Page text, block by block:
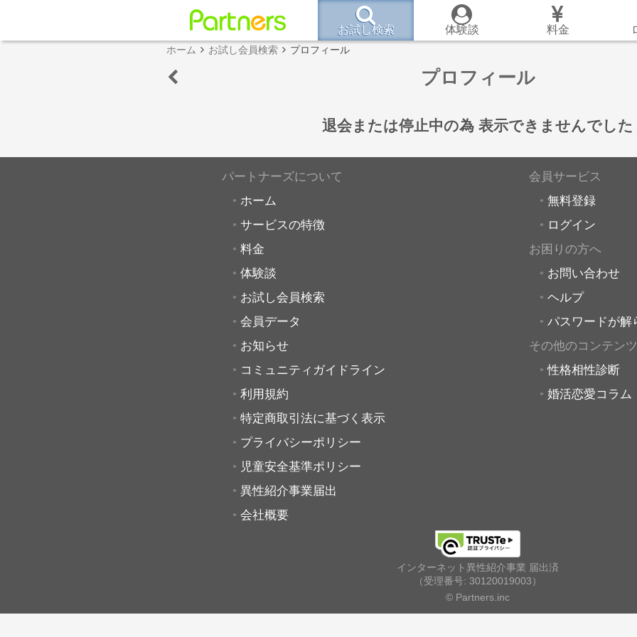
お試し検索 体験談 料金
ホーム お試し会員検索 プロフィール
プロフィール
退会または停止中の為 表示できませんでした
パートナーズについて
ホーム
サービスの特徴
料金
体験談
お試し会員検索
会員データ
お知らせ
コミュニティガイドライン
利用規約
特定商取引法に基づく表示
プライバシーポリシー
児童安全基準ポリシー
異性紹介事業届出
会社概要
会員サービス
無料登録
ログイン
お困りの方へ
お問い合わせ
ヘルプ
パスワードが解
その他のコンテンツ
性格相性診断
婚活恋愛コラム
インターネット異性紹介事業 届出済
（受理番号: 30120019003）
© Partners.inc